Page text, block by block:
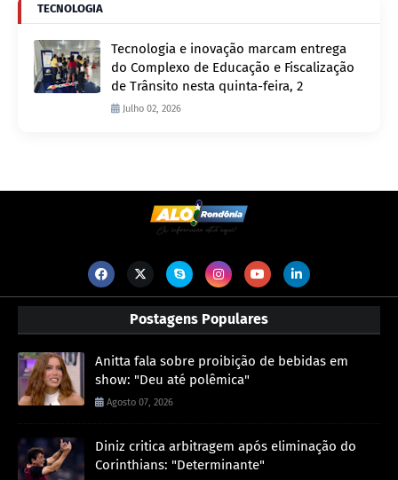
TECNOLOGIA
Tecnologia e inovação marcam entrega
do Complexo de Educação e Fiscalização
de Trânsito nesta quinta-feira, 2
Julho 02, 2026
Postagens Populares
Anitta fala sobre proibição de bebidas em
show: "Deu até polêmica"
Agosto 07, 2026
Diniz critica arbitragem após eliminação do
Corinthians: "Determinante"